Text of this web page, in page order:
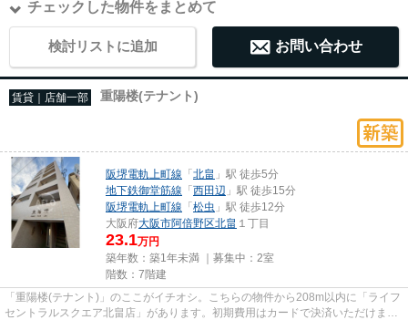
チェックした物件をまとめて
検討リストに追加 お問い合わせ
賃貸｜店舗一部 重陽楼(テナント)
阪堺電軌上町線 「北畠 」駅 徒歩5分
地下鉄御堂筋線 「西田辺 」駅 徒歩15分
阪堺電軌上町線 「松虫 」駅 徒歩12分
大阪府大阪市阿倍野区北畠 １丁目
23.1万円
築年数：築1年未満 ｜募集中： 2室
階数：7階建
「重陽楼(テナント)」のここがイチオシ。こちらの物件から208m以内に「ライフ
セントラルスクエア北畠店」があります。初期費用はカードで決済いただけま